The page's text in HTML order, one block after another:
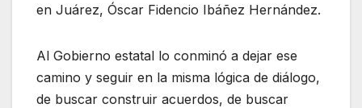
en Juárez, Óscar Fidencio Ibáñez Hernández.
Al Gobierno estatal lo conminó a dejar ese
camino y seguir en la misma lógica de diálogo,
de buscar construir acuerdos, de buscar